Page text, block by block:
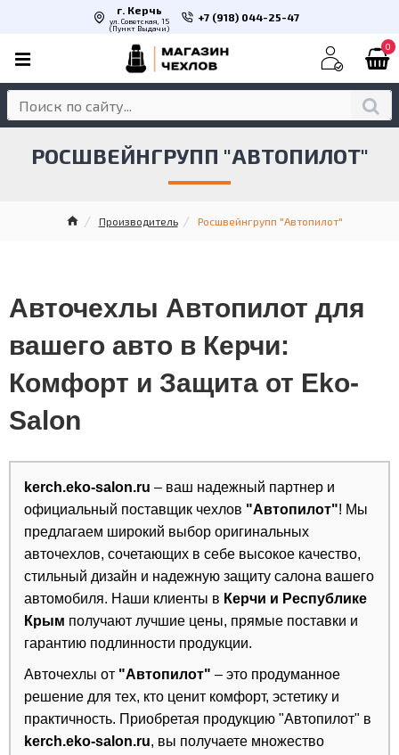
г. Керчь
ул. Советская, 15
(Пункт Выдачи)
+7 (918) 044-25-47
0
Производитель Росшвейнгрупп "Автопилот"
РОСШВЕЙНГРУПП "АВТОПИЛОТ"
Авточехлы Автопилот для
вашего авто в Керчи:
Комфорт и Защита от Eko-
Salon
kerch.eko-salon.ru – ваш надежный партнер и
официальный поставщик чехлов "Автопилот"! Мы
предлагаем широкий выбор оригинальных
авточехлов, сочетающих в себе высокое качество,
стильный дизайн и надежную защиту салона вашего
автомобиля. Наши клиенты в Керчи и Республике
Крым получают лучшие цены, прямые поставки и
гарантию подлинности продукции.
Авточехлы от "Автопилот" – это продуманное
решение для тех, кто ценит комфорт, эстетику и
практичность. Приобретая продукцию "Автопилот" в
kerch.eko-salon.ru, вы получаете множество